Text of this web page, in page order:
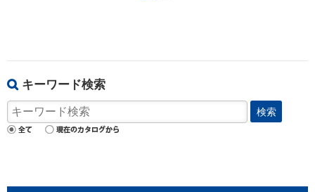
キーワード検索
検索